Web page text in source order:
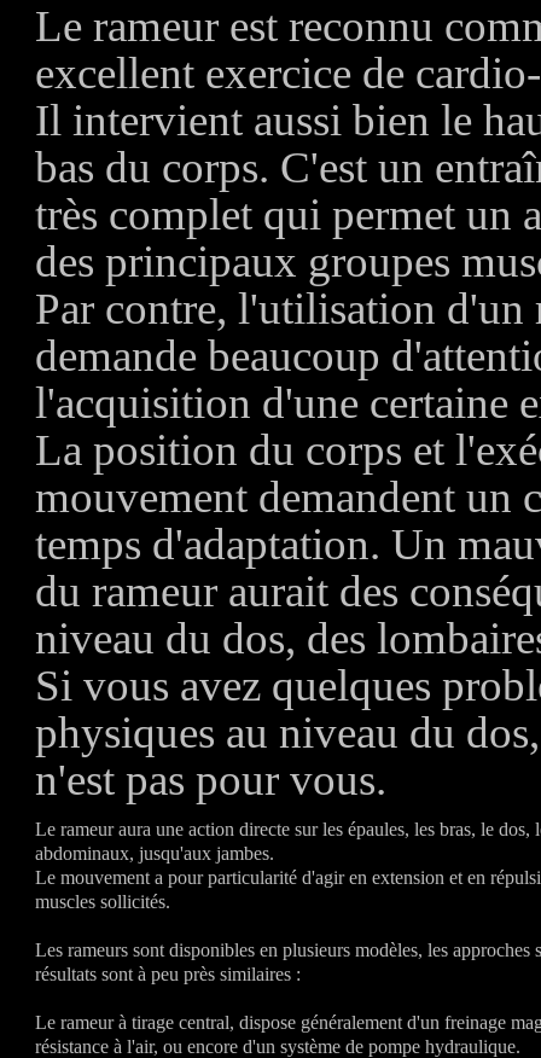
Le rameur est reconnu
excellent exercice de
Il intervient aussi bien le
bas du corps. C'est un
très complet qui permet un
des principaux groupes
Par contre, l'utilisation d'un
demande beaucoup
l'acquisition d'une certaine
La position du corps et
mouvement demandent un
temps d'adaptation. Un
du rameur aurait des
niveau du dos, des
Si vous avez quelques
physiques au niveau du
n'est pas pour vous.
Le rameur aura une action directe sur les épaules, les bras, le dos,
abdominaux, jusqu'aux jambes.
Le mouvement a pour particularité d'agir en extension et en
muscles sollicités.
Les rameurs sont disponibles en plusieurs modèles, les approches
résultats sont à peu près similaires :
Le rameur à tirage central, dispose généralement d'un freinage
résistance à l'air, ou encore d'un système de pompe hydraulique.